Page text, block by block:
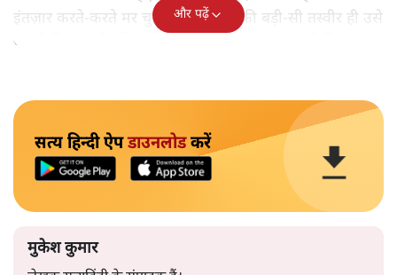
इंतज़ार करते-करते मर चुकी है। मगर उसकी बड़ी-सी तस्वीर ही उसे
अपनी जिया लगी, ज़िंदा जिया, वही 17-18 साल वाली जिया।
और पढ़ें
सत्य हिन्दी ऐपडाउनलोडकरें
मुकेश कुमार